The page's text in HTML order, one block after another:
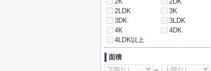
2LDK
3K
3DK
3LDK
4K
4DK
4LDK以上
面積